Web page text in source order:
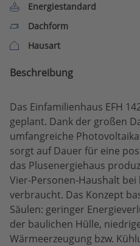
Energiestandard
Dachform
Hausart
Beschreibung
Das Einfamilienhaus EFH
geplant. Dank der großen
umfangreiche
sorgt auf Dauer für eine
das Plusenergiehaus
Vier-Personen-Haushalt
verbraucht. Das Konzept
Säulen: geringer
der baulichen Hülle,
Wärmeerzeugung bzw.